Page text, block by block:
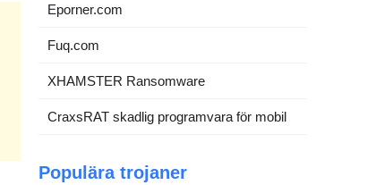
Eporner.com
Fuq.com
XHAMSTER Ransomware
CraxsRAT skadlig programvara för mobil
Populära trojaner